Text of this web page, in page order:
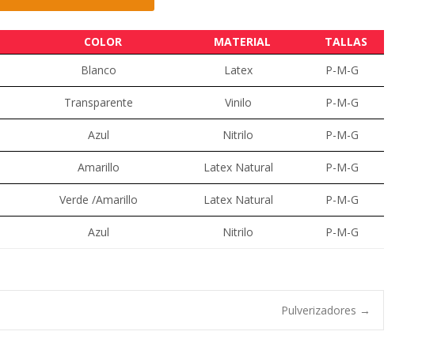
COLOR MATERIAL
TALLAS
Blanco Latex P-M-G
Transparente Vinilo P-M-G
Azul Nitrilo P-M-G
Amarillo Latex Natural P-M-G
Verde /Amarillo Latex Natural P-M-G
Azul Nitrilo P-M-G
Pulverizadores →